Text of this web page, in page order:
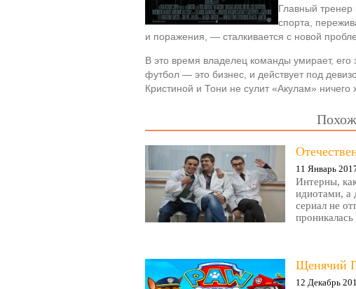
Главный
спорта,
и поражения, — сталкивается с новой
В это время владелец команды умирает,
футбол — это бизнес, и действует под
Кристиной и Тони не сулит «Акулам» ничего
11 Январь
Интерны,
идиотами, а
сериал не
проникалась
Щенячий
12 Декабрь